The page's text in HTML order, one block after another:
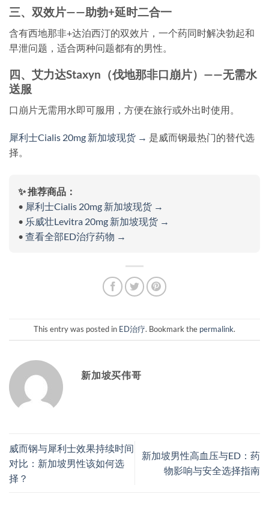
三、双效片——助勃+延时二合一
含有西地那非+达泊西汀的双效片，一个药同时解决勃起和
早泄问题，适合两种问题都有的男性。
四、艾力达Staxyn（伐地那非口崩片）——无需水
送服
口崩片无需用水即可服用，方便在旅行或外出时使用。
犀利士Cialis 20mg 新加坡现货 → 是威而钢最热门的替代选
择。
✨ 推荐商品：
• 犀利士Cialis 20mg 新加坡现货 →
• 乐威壮Levitra 20mg 新加坡现货 →
• 查看全部ED治疗药物 →
This entry was posted in ED治疗. Bookmark the permalink.
新加坡买伟哥
威而钢与犀利士效果持续时间
对比：新加坡男性该如何选
择？
新加坡男性高血压与ED：药
物影响与安全选择指南